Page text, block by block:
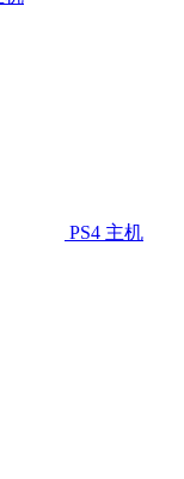
PS4 主机